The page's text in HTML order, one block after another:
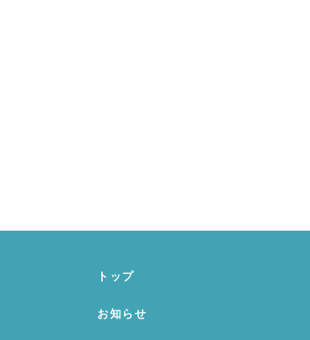
トップ
お知らせ